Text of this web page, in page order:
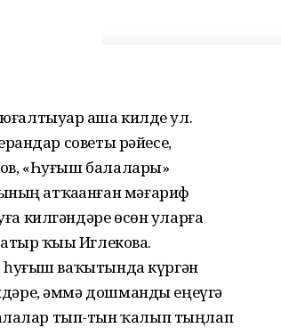
юғалтыуҙар аша килде ул.
советы рәйесе,
«Һуғыш балалары»
атҡаҙанған мәғариф
килгәндәре өсөн уларға
ҡыҙы Иглекова.
һуғыш ваҡытында күргән
әммә дошманды еңеүгә
тып-тын ҡалып тыңлап